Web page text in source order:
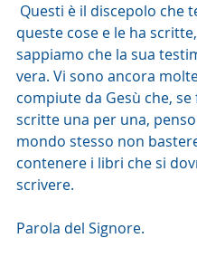
queste cose e le ha
sappiamo che la sua
vera. Vi sono ancora
compiute da Gesù che, se
scritte una per una,
mondo stesso non
contenere i libri che si
scrivere.
Parola del Signore.